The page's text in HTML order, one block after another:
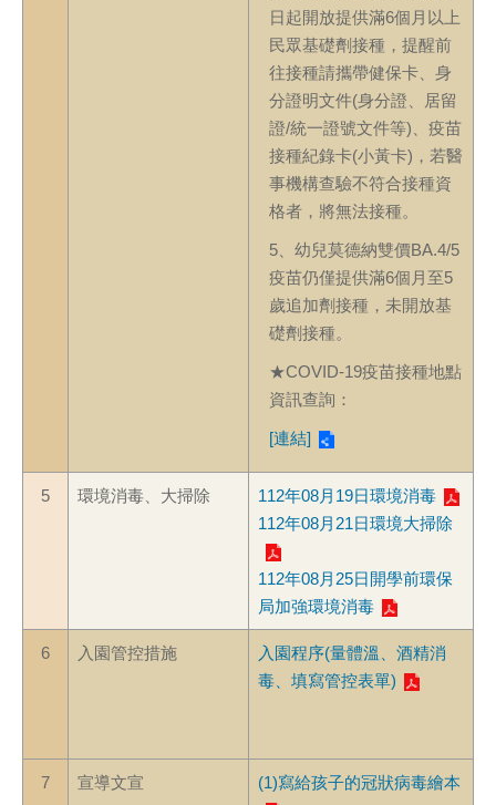
日起開放提供滿6個月以上
民眾基礎劑接種，提醒前
往接種請攜帶健保卡、身
分證明文件(身分證、居留
證/統一證號文件等)、疫苗
接種紀錄卡(小黃卡)，若醫
事機構查驗不符合接種資
格者，將無法接種。
5、幼兒莫德納雙價BA.4/5
疫苗仍僅提供滿6個月至5
歲追加劑接種，未開放基
礎劑接種。
★COVID-19疫苗接種地點
資訊查詢：
[連結]
5 環境消毒、大掃除
112年08月19日環境消毒
112年08月21日環境大掃除
112年08月25日開學前環保
局加強環境消毒
6 入園管控措施
入園程序(量體溫、酒精消
毒、填寫管控表單)
7 宣導文宣 (1)寫給孩子的冠狀病毒繪本